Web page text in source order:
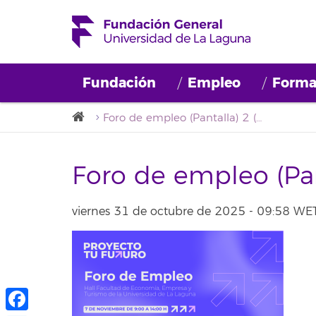
Fundación Empleo
Foro de empleo (Pantalla) 2 (1)
Foro de empleo
viernes 31 de octubre de 2025 - 09:58